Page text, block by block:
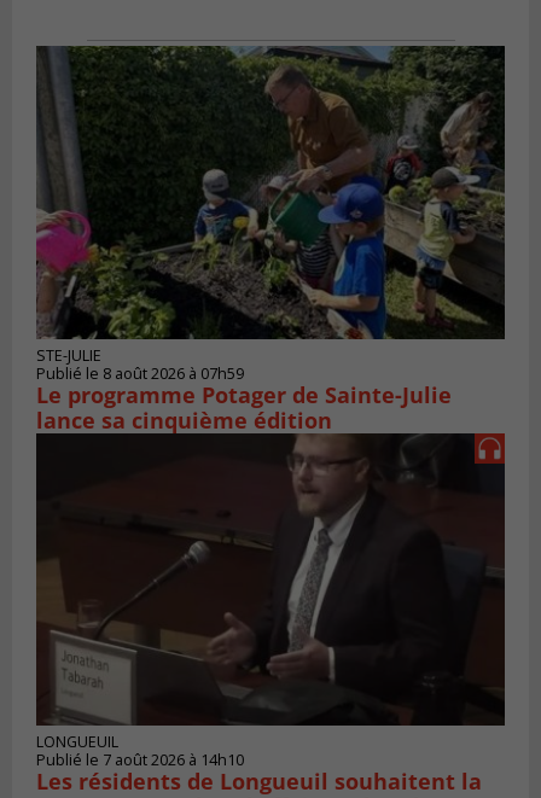
STE-JULIE
Publié le 8 août 2026 à 07h59
Le programme Potager de Sainte-Julie
lance sa cinquième édition
LONGUEUIL
Publié le 7 août 2026 à 14h10
Les résidents de Longueuil souhaitent la